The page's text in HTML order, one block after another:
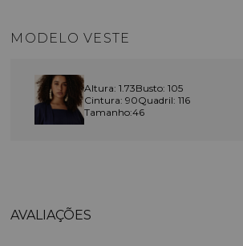
MODELO VESTE
Altura: 1.73Busto: 105
Cintura: 90Quadril: 116
Tamanho:46